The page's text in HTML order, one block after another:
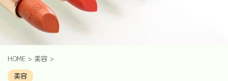
HOME > 美容 >
美容